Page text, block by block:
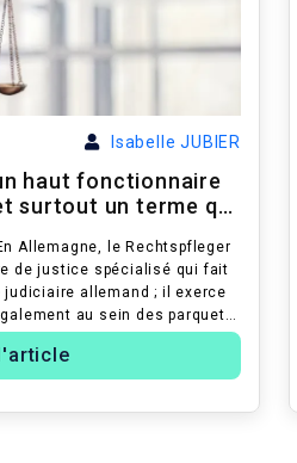
Isabelle JUBIER
haut fonctionnaire
surtout un terme qui
Allemagne, le Rechtspfleger
de justice spécialisé qui fait
allemand ; il exerce
au sein des parquets.